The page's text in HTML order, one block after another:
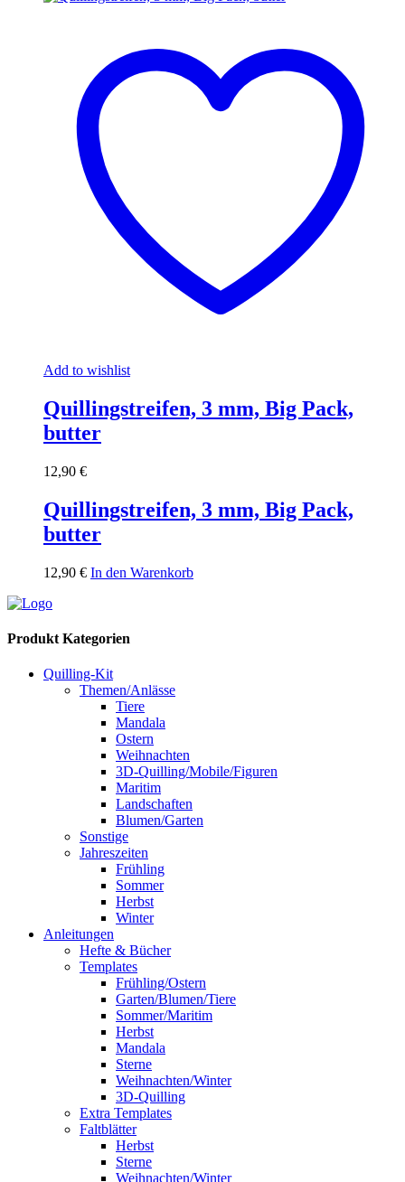
Add to wishlist
Quillingstreifen, 3 mm, Big Pack,
butter
12,90 €
Quillingstreifen, 3 mm, Big Pack,
butter
12,90 € In den Warenkorb
Produkt Kategorien
Quilling-Kit
Themen/Anlässe
Tiere
Mandala
Ostern
Weihnachten
3D-Quilling/Mobile/Figuren
Maritim
Landschaften
Blumen/Garten
Sonstige
Jahreszeiten
Frühling
Sommer
Herbst
Winter
Anleitungen
Hefte & Bücher
Templates
Frühling/Ostern
Garten/Blumen/Tiere
Sommer/Maritim
Herbst
Mandala
Sterne
Weihnachten/Winter
3D-Quilling
Extra Templates
Faltblätter
Herbst
Sterne
Weihnachten/Winter